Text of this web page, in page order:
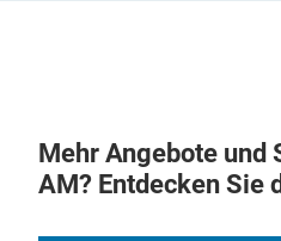
Mehr Angebote und
AM? Entdecken Sie